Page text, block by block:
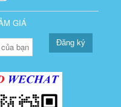
GIÁ
Đăng ký